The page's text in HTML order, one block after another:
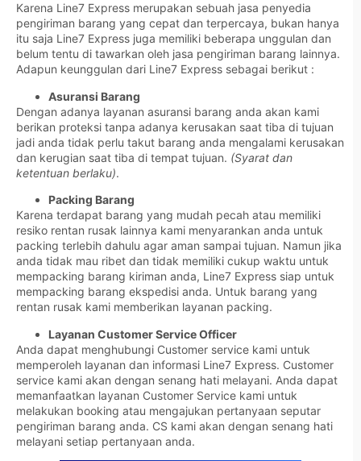
Karena Line7 Express merupakan sebuah jasa penyedia
pengiriman barang yang cepat dan terpercaya, bukan hanya
itu saja Line7 Express juga memiliki beberapa unggulan dan
belum tentu di tawarkan oleh jasa pengiriman barang lainnya.
Adapun keunggulan dari Line7 Express sebagai berikut :
Asuransi Barang
Dengan adanya layanan asuransi barang anda akan kami
berikan proteksi tanpa adanya kerusakan saat tiba di tujuan
jadi anda tidak perlu takut barang anda mengalami kerusakan
dan kerugian saat tiba di tempat tujuan. (Syarat dan
ketentuan berlaku).
Packing Barang
Karena terdapat barang yang mudah pecah atau memiliki
resiko rentan rusak lainnya kami menyarankan anda untuk
packing terlebih dahulu agar aman sampai tujuan. Namun jika
anda tidak mau ribet dan tidak memiliki cukup waktu untuk
mempacking barang kiriman anda, Line7 Express siap untuk
mempacking barang ekspedisi anda. Untuk barang yang
rentan rusak kami memberikan layanan packing.
Layanan Customer Service Officer
Anda dapat menghubungi Customer service kami untuk
memperoleh layanan dan informasi Line7 Express. Customer
service kami akan dengan senang hati melayani. Anda dapat
memanfaatkan layanan Customer Service kami untuk
melakukan booking atau mengajukan pertanyaan seputar
pengiriman barang anda. CS kami akan dengan senang hati
melayani setiap pertanyaan anda.